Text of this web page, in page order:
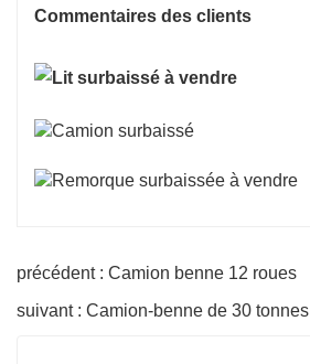
Commentaires des clients
précédent : Camion benne 12 roues
suivant : Camion-benne de 30 tonnes